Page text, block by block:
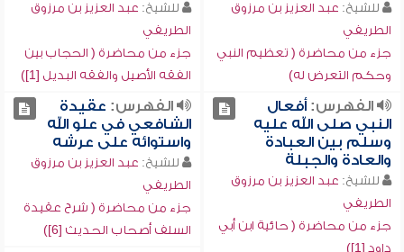
للشيخ: عبد العزيز بن مرزوق
الطريفي
جزء من محاضرة ( تعظيم النبي
وحكم التعرض له)
للشيخ: عبد العزيز بن مرزوق
الطريفي
جزء من محاضرة ( الحجاب بين
الفقه الأصيل والفقه البديل [1])
الفهرس:أفعال
النبي صلى الله عليه
وسلم بين العبادة
والعادة والجبلة
للشيخ: عبد العزيز بن مرزوق
الطريفي
جزء من محاضرة ( حائية ابن أبي
داود [1])
الفهرس: عقيدة
الشافعي في علو الله
واستوائه على عرشه
للشيخ: عبد العزيز بن مرزوق
الطريفي
جزء من محاضرة ( شرح عقيدة
السلف أصحاب الحديث [6])